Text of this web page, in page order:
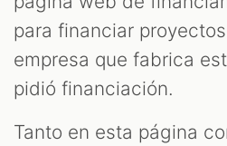
para financiar
empresa que fabrica
pidió financiación.
Tanto en esta página